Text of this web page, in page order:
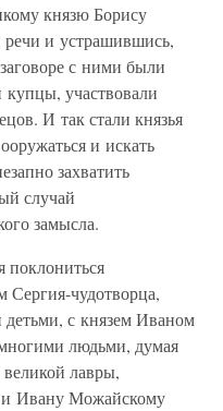
князю Борису
и устрашившись,
с ними были
участвовали
И так стали князья
и искать
захватить
случай
замысла.
поклониться
чудотворца,
с князем Иваном
людьми, думая
лавры,
Ивану Можайскому